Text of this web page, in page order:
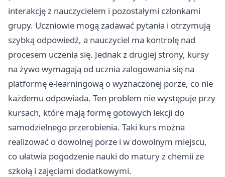
interakcję z nauczycielem i pozostałymi członkami
grupy. Uczniowie mogą zadawać pytania i otrzymują
szybką odpowiedź, a nauczyciel ma kontrolę nad
procesem uczenia się. Jednak z drugiej strony, kursy
na żywo wymagają od ucznia zalogowania się na
platformę e-learningową o wyznaczonej porze, co nie
każdemu odpowiada. Ten problem nie występuje przy
kursach, które mają formę gotowych lekcji do
samodzielnego przerobienia. Taki kurs można
realizować o dowolnej porze i w dowolnym miejscu,
co ułatwia pogodzenie nauki do matury z chemii ze
szkołą i zajęciami dodatkowymi.